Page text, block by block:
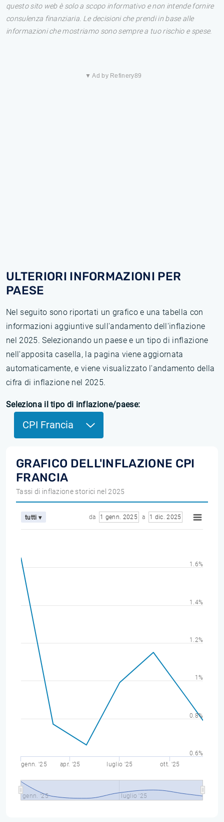
questo sito web è solo a scopo informativo e non intende fornire
consulenza finanziaria. Le decisioni che prendi in base alle
informazioni che mostriamo sono sempre a tuo rischio e spese.
▼ Ad by Refinery89
ULTERIORI INFORMAZIONI PER
PAESE
Nel seguito sono riportati un grafico e una tabella con
informazioni aggiuntive sull'andamento dell'inflazione
nel 2025. Selezionando un paese e un tipo di inflazione
nell'apposita casella, la pagina viene aggiornata
automaticamente, e viene visualizzato l'andamento della
cifra di inflazione nel 2025.
Seleziona il tipo di inflazione/paese:
CPI Francia
GRAFICO DELL'INFLAZIONE CPI
FRANCIA
Tassi di inflazione storici nel 2025
tutti ▾ da 1 genn. 2025 a 1 dic. 2025
genn. '25 apr. '25 luglio '25 ott. '25
genn. '25 luglio '25
0.6%
0.8%
1%
1.2%
1.4%
1.6%